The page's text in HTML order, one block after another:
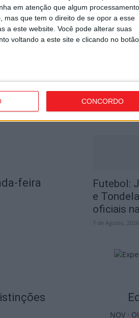
em atenção que algum
mas que tem o direito de se opor a esse
a este website. Você pode alterar suas
voltando a este site e clicando no botão
CONCORDO
feira
8 de Agosto, 2026
distrito
Futebol:
e
oficiais
7 de Agosto, 2026
NOV·